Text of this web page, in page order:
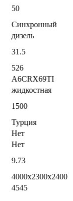
50
Синхронный
дизель
31.5
526
A6CRX69TI
жидкостная
1500
Турция
Нет
Нет
9.73
4000x2300x2400
4545